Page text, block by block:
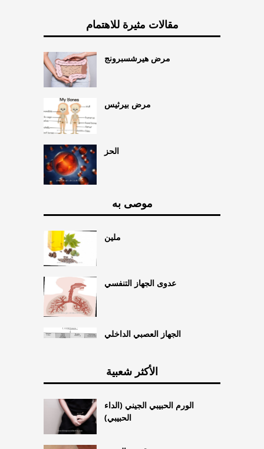
مقالات مثيرة للاهتمام
مرض هيرشسبرونج
مرض بيرثيس
الحز
موصى به
ملين
عدوى الجهاز التنفسي
الجهاز العصبي الداخلي
الأكثر شعبية
الورم الحبيبي الجيني (الداء
الحبيبي)